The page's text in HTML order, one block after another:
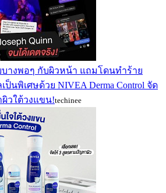
บางพอๆ กับผิวหน้า แถมโดนทำร้าย
ป็นพิเศษด้วย NIVEA Derma Control จัด
วใต้วงแขน!techinee